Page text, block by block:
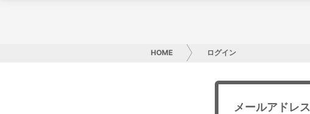
HOME ログイン
メールアドレス